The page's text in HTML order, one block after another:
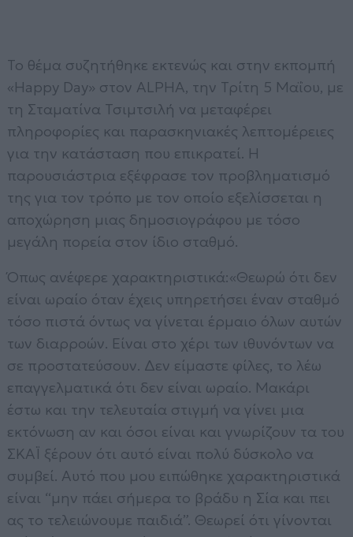
Το θέμα συζητήθηκε εκτενώς και στην εκπομπή
«Happy Day» στον ALPHA, την Τρίτη 5 Μαΐου, με
τη Σταματίνα Τσιμτσιλή να μεταφέρει
πληροφορίες και παρασκηνιακές λεπτομέρειες
για την κατάσταση που επικρατεί. Η
παρουσιάστρια εξέφρασε τον προβληματισμό
της για τον τρόπο με τον οποίο εξελίσσεται η
αποχώρηση μιας δημοσιογράφου με τόσο
μεγάλη πορεία στον ίδιο σταθμό.
Όπως ανέφερε χαρακτηριστικά:«Θεωρώ ότι δεν
είναι ωραίο όταν έχεις υπηρετήσει έναν σταθμό
τόσο πιστά όντως να γίνεται έρμαιο όλων αυτών
των διαρροών. Είναι στο χέρι των ιθυνόντων να
σε προστατεύσουν. Δεν είμαστε φίλες, το λέω
επαγγελματικά ότι δεν είναι ωραίο. Μακάρι
έστω και την τελευταία στιγμή να γίνει μια
εκτόνωση αν και όσοι είναι και γνωρίζουν τα του
ΣΚΑΪ ξέρουν ότι αυτό είναι πολύ δύσκολο να
συμβεί. Αυτό που μου ειπώθηκε χαρακτηριστικά
είναι “μην πάει σήμερα το βράδυ η Σία και πει
ας το τελειώνουμε παιδιά”. Θεωρεί ότι γίνονται